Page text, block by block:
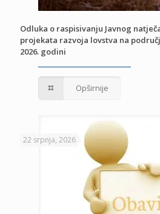
Odluka o raspisivanju Javnog
projekata razvoja lovstva na
2026. godini
Opširnije
22 srpnja, 2026